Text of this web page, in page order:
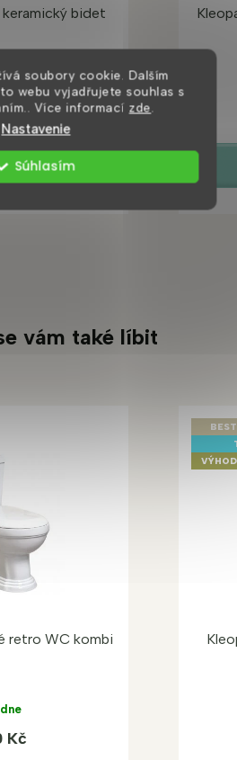
soubory cookie. Dalším
webu vyjadřujete souhlas s
Více informací zde
Nastavenie
Súhlasím
keramický bidet
Kč
vám také líbit
retro WC kombi
Kč